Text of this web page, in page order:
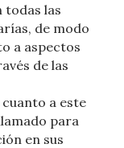
todas las
de modo
a aspectos
de las
cuanto a este
para
en sus